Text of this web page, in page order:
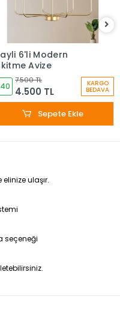
6'li Modern
Avize
7.500 TL
4.500 TL
KARGO
BEDAVA
Sepete Ekle
ulaşır.
seçeneği